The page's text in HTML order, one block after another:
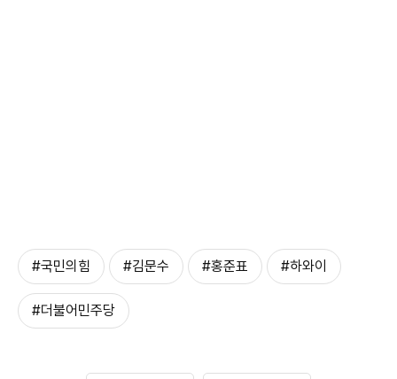
#국민의힘 #김문수 #홍준표 #하와이
#더불어민주당